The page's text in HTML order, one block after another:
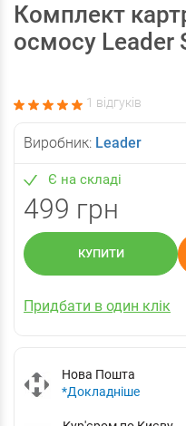
Комплект
осмосу Leader
1 відгуків
Виробник: Leader
Є на складі
499 грн
КУПИТИ
Придбати в один клік
Нова Пошта
*Докладніше